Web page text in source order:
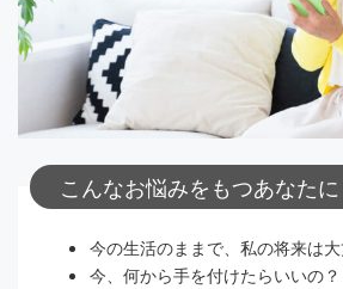
こんなお悩みをもつあなたに
今の生活のままで、私の将来は
今、何から手を付けたらいいの？